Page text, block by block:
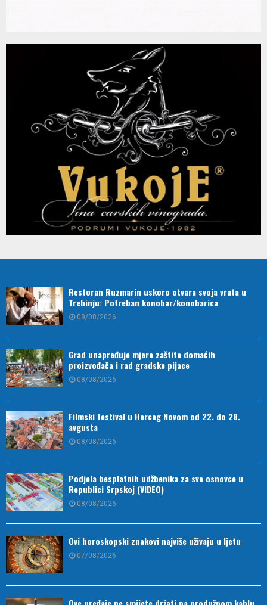
Restoran Ruzmarin uskoro otvara svoja vrata u
Trebinju: Potreban konobar/konobarica
08/08/2026
Grad unapređuje mjere zaštite domaćih
proizvođača i rad gradske pijace
08/08/2026
Filmski festival u Herceg Novom od 22. do 28.
avgusta
08/08/2026
Podjela besplatnih udžbenika za sve osnovce u
Republici Srpskoj (VIDEO)
08/08/2026
Ovi horoskopski znakovi najviše uživaju u ljetu
07/08/2026